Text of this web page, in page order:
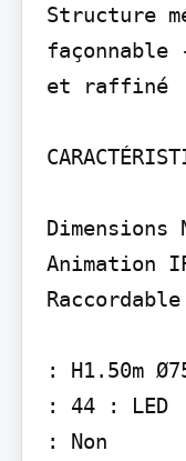
Structure
et raffiné
Dimensions
Animation
Raccordable
: H1.50m
: 44 : LED
: Non